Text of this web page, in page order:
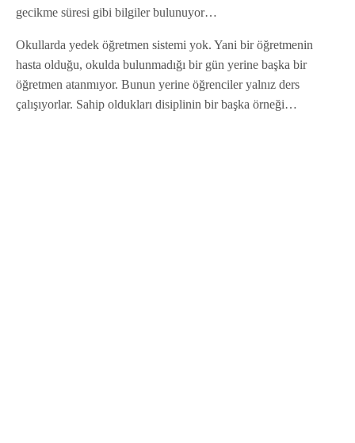
gecikme süresi gibi bilgiler bulunuyor…
Okullarda yedek öğretmen sistemi yok. Yani bir öğretmenin
hasta olduğu, okulda bulunmadığı bir gün yerine başka bir
öğretmen atanmıyor. Bunun yerine öğrenciler yalnız ders
çalışıyorlar. Sahip oldukları disiplinin bir başka örneği…